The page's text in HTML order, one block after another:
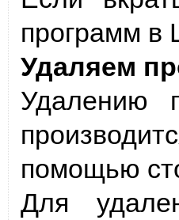
программ в
Удаляем
Удалению
помощью
Для